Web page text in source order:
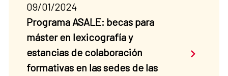
09/01/2024
Programa ASALE: becas para
máster en lexicografía y
estancias de colaboración
formativas en las sedes de las
Saber